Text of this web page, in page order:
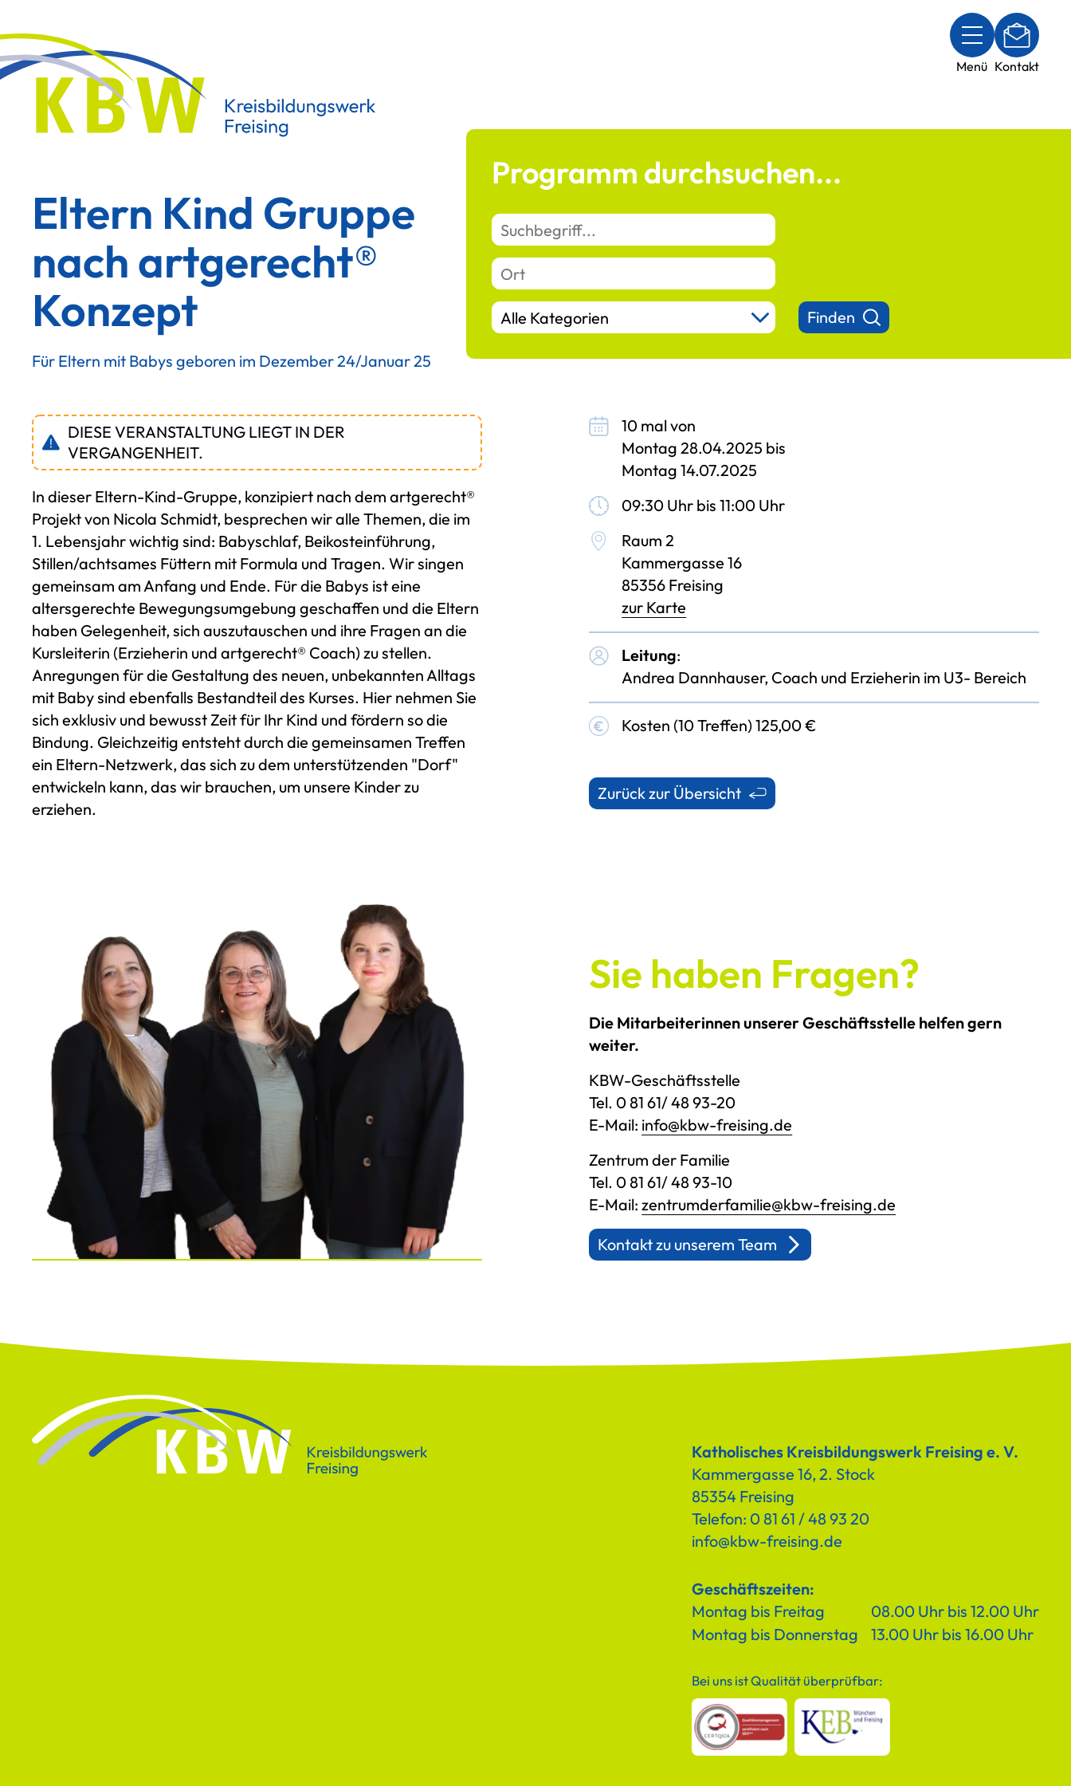
Menü Kontakt
Eltern Kind Gruppe
nach artgerecht®
Konzept
Für Eltern mit Babys geboren im Dezember 24/Januar 25
Programm durchsuchen...
Finden
10 mal von
Montag 28.04.2025 bis
Montag 14.07.2025
09:30 Uhr bis 11:00 Uhr
Raum 2
Kammergasse 16
85356 Freising
zur Karte
Leitung:
Andrea Dannhauser, Coach und Erzieherin im U3- Bereich
Kosten (10 Treffen) 125,00 €
DIESE VERANSTALTUNG LIEGT IN DER
VERGANGENHEIT.
In dieser Eltern-Kind-Gruppe, konzipiert nach dem artgerecht®
Projekt von Nicola Schmidt, besprechen wir alle Themen, die im
1. Lebensjahr wichtig sind: Babyschlaf, Beikosteinführung,
Stillen/achtsames Füttern mit Formula und Tragen. Wir singen
gemeinsam am Anfang und Ende. Für die Babys ist eine
altersgerechte Bewegungsumgebung geschaffen und die Eltern
haben Gelegenheit, sich auszutauschen und ihre Fragen an die
Kursleiterin (Erzieherin und artgerecht® Coach) zu stellen.
Anregungen für die Gestaltung des neuen, unbekannten Alltags
mit Baby sind ebenfalls Bestandteil des Kurses. Hier nehmen Sie
sich exklusiv und bewusst Zeit für Ihr Kind und fördern so die
Bindung. Gleichzeitig entsteht durch die gemeinsamen Treffen
ein Eltern-Netzwerk, das sich zu dem unterstützenden "Dorf"
entwickeln kann, das wir brauchen, um unsere Kinder zu
erziehen.
Zurück zur Übersicht
Sie haben Fragen?
Die Mitarbeiterinnen unserer Geschäftsstelle helfen gern
weiter.
KBW-Geschäftsstelle
Tel. 0 81 61/ 48 93-20
E-Mail: info@kbw-freising.de
Zentrum der Familie
Tel. 0 81 61/ 48 93-10
E-Mail:zentrumderfamilie@kbw-freising.de
Kontakt zu unserem Team
Katholisches Kreisbildungswerk Freising e. V.
Kammergasse 16, 2. Stock
85354 Freising
Telefon: 0 81 61 / 48 93 20
info@kbw-freising.de
Geschäftszeiten:
Montag bis Freitag
08.00 Uhr bis 12.00 Uhr
Montag bis Donnerstag
13.00 Uhr bis 16.00 Uhr
Bei uns ist Qualität überprüfbar: